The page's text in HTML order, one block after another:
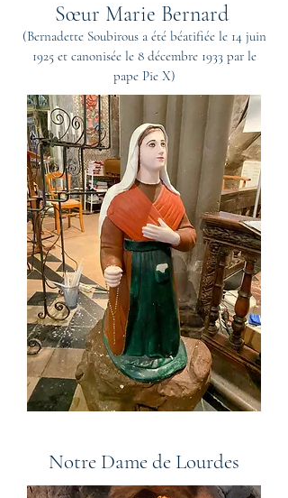
Sœur Marie Bernard
(Bernadette Soubirous a été béatifiée le 14 juin
1925 et canonisée le 8 décembre 1933 par le
pape Pie X)
Notre Dame de Lourdes